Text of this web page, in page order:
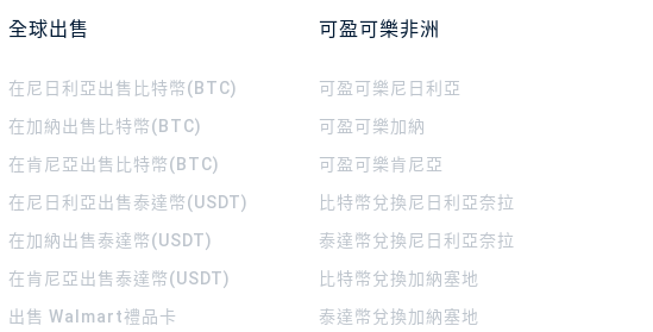
全球出售
在尼日利亞出售比特幣(BTC)
在加納出售比特幣(BTC)
在肯尼亞出售比特幣(BTC)
在尼日利亞出售泰達幣(USDT)
在加納出售泰達幣(USDT)
在肯尼亞出售泰達幣(USDT)
出售 Walmart禮品卡
可盈可樂非洲
可盈可樂 尼日利亞
可盈可樂加納
可盈可樂肯尼亞
比特幣兌換尼日利亞奈拉
泰達幣兌換尼日利亞奈拉
比特幣兌換加納塞地
泰達幣兌換加納塞地